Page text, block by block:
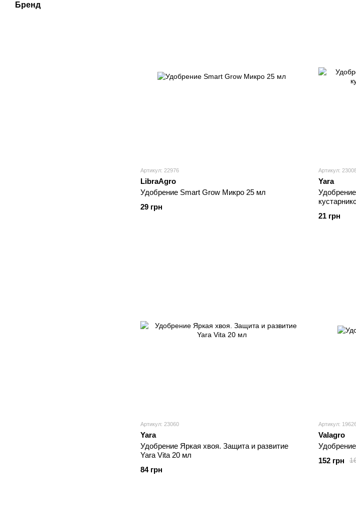
Артикул: 22976
LibraAgro
Удобрение Smart Grow Микро 25 мл
29 грн
Артикул:
Yara
21 грн
Артикул: 23060
Yara
Удобрение Яркая хвоя. Защита и развитие
Yara Vita 20 мл
84 грн
Артикул:
Valagro
152 грн
Бренд